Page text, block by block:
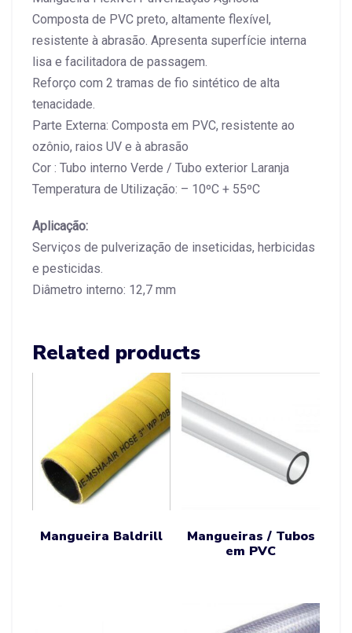
Composta de PVC preto, altamente flexível,
resistente à abrasão. Apresenta superfície interna
lisa e facilitadora de passagem.
Reforço com 2 tramas de fio sintético de alta
tenacidade.
Parte Externa: Composta em PVC, resistente ao
ozônio, raios UV e à abrasão
Cor : Tubo interno Verde / Tubo exterior Laranja
Temperatura de Utilização: – 10ºC + 55ºC
Aplicação:
Serviços de pulverização de inseticidas, herbicidas
e pesticidas.
Diâmetro interno: 12,7 mm
Related products
Mangueira Baldrill
Mangueiras / Tubos
em PVC